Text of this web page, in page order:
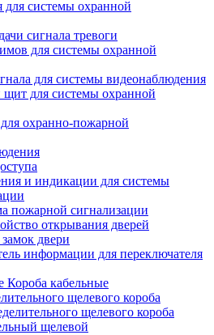
системы охранной
сигнала тревоги
для системы охранной
для системы видеонаблюдения
щит для системы охранной
охранно-пожарной
и индикации для системы
пожарной сигнализации
открывания дверей
двери
информации для переключателя
Короба кабельные
щелевого короба
щелевого короба
щелевой